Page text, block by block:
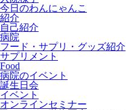
今日のわんにゃんこ
紹介
自己紹介
病院
フード・サプリ・グッズ紹介
サプリメント
Food
病院のイベント
誕生日会
イベント
オンラインセミナー